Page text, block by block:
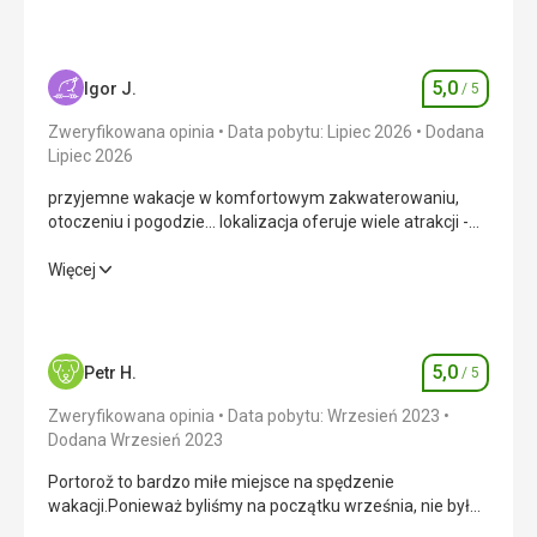
Igor J. Ocena
5,0 / 5
Zweryfikowana opinia Data pobytu: Lipiec 2026
Dodana
Lipiec 2026
przyjemne wakacje w komfortowym zakwaterowaniu,
otoczeniu i pogodzie... lokalizacja oferuje wiele atrakcji -
przyjemne wakacje w komfortowym zakwaterowaniu,
Wyżywienie 5,0/ 5
Zakwaterowanie 5,0
Usługi 5,0/ 5
Więcej
Petr H. Ocena
5,0 / 5
Zweryfikowana opinia
Data pobytu: Wrzesień 2023
Dodana Wrzesień 2023
Portorož to bardzo miłe miejsce na spędzenie
wakacji.Ponieważ byliśmy na początku września, nie było